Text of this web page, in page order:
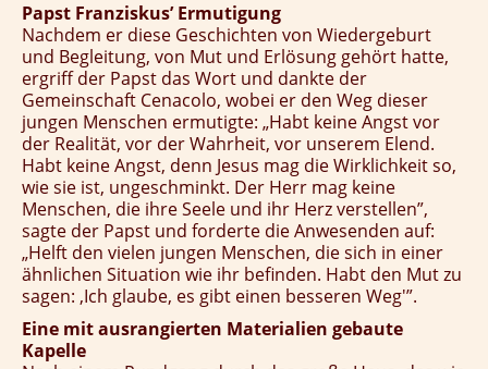
Papst Franziskus’ Ermutigung
Nachdem er diese Geschichten von Wiedergeburt
und Begleitung, von Mut und Erlösung gehört hatte,
ergriff der Papst das Wort und dankte der
Gemeinschaft Cenacolo, wobei er den Weg dieser
jungen Menschen ermutigte: „Habt keine Angst vor
der Realität, vor der Wahrheit, vor unserem Elend.
Habt keine Angst, denn Jesus mag die Wirklichkeit so,
wie sie ist, ungeschminkt. Der Herr mag keine
Menschen, die ihre Seele und ihr Herz verstellen”,
sagte der Papst und forderte die Anwesenden auf:
„Helft den vielen jungen Menschen, die sich in einer
ähnlichen Situation wie ihr befinden. Habt den Mut zu
sagen: ‚Ich glaube, es gibt einen besseren Weg'”.
Eine mit ausrangierten Materialien gebaute
Kapelle